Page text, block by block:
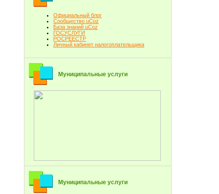
Официальный блог
Сообщество uCoz
База знаний uCoz
ГОСУСЛУГИ
РОСРЕЕСТР
Личный кабинет налогоплательщика
Муниципальные услуги
Муниципальные услуги